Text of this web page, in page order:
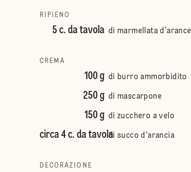
RIPIENO
5 c. da tavola di marmellata d'arance
CREMA
100 g di burro ammorbidito
250 g di mascarpone
150 g di zucchero a velo
circa 4 c. da tavoladi succo d’arancia
DECORAZIONE